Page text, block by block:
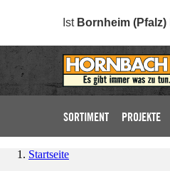
Ist Bornheim (Pfalz)
SORTIMENT PROJEKTE
Startseite